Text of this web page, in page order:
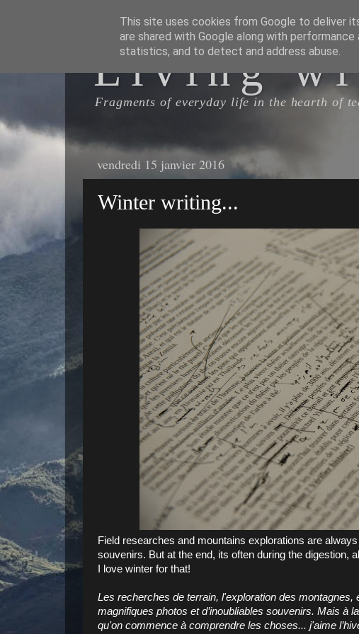
Living
Fragments of everyday life in the hearth of
vendredi 15 janvier 2016
Winter writing...
Field researches and mountains explorations are
souvenirs. But at the end, its often during the digestion,
I love winter for that!
Les recherches de terrain, l'exploration des
magnifiques photos et d’inoubliables souvenirs. Mais à
qu'on commence à comprendre les choses... j'aime
This site uses cookies from Google to deliver
are shared with Google along with
statistics, and to detect and address abuse.